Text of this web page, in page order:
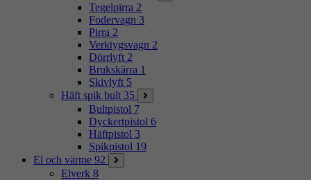
Tegelpirra 2
Fodervagn 3
Pirra 2
Verktygsvagn 2
Dörrlyft 2
Brukskärra 1
Skivlyft 5
Häft spik bult 35
Bultpistol 7
Dyckertpistol 6
Häftpistol 3
Spikpistol 19
El och värme 92
Elverk 8